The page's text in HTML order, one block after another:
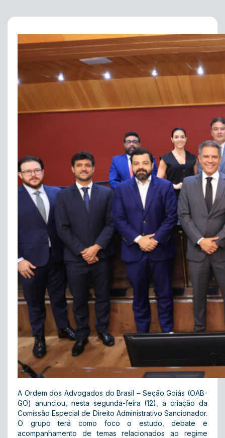
A Ordem dos Advogados do Brasil – Seção Goiás (OAB-
GO) anunciou, nesta segunda-feira (12), a criação da
Comissão Especial de Direito Administrativo Sancionador.
O grupo terá como foco o estudo, debate e
acompanhamento de temas relacionados ao regime